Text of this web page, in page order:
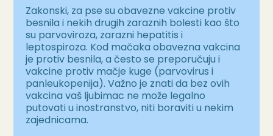
Zakonski, za pse su obavezne vakcine protiv
besnila i nekih drugih zaraznih bolesti kao što
su parvoviroza, zarazni hepatitis i
leptospiroza. Kod mačaka obavezna vakcina
je protiv besnila, a često se preporučuju i
vakcine protiv mačje kuge (parvovirus i
panleukopenija). Važno je znati da bez ovih
vakcina vaš ljubimac ne može legalno
putovati u inostranstvo, niti boraviti u nekim
zajednicama.